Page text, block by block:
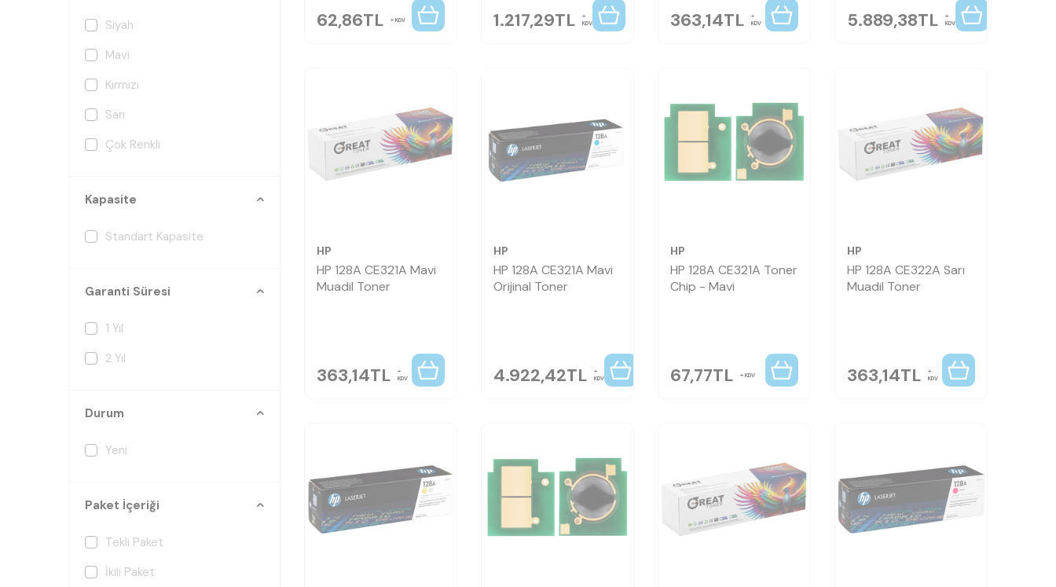
Siyah
Mavi
Kırmızı
Sarı
Çok Renkli
Kapasite
Standart Kapasite
Garanti Süresi
1 Yıl
2 Yıl
Durum
Yeni
Paket İçeriği
Tekli Paket
İkili Paket
62,86TL KDV 1.217,29TL KDV 363,14TL KDV 5.889,38TL KDV
HP
HP 128A CE321A Mavi
Muadil Toner
363,14TL KDV
HP
HP 128A CE321A Mavi
Orijinal Toner
4.922,42TL KDV
HP
HP 128A CE321A Toner
Chip - Mavi
67,77TL KDV
HP
HP 128A CE322A Sarı
Muadil Toner
363,14TL KDV